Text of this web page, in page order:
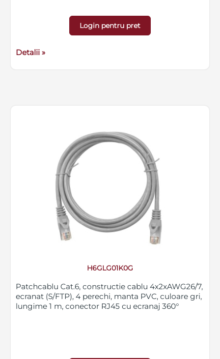
Login pentru pret
Detalii »
H6GLG01K0G
Patchcablu Cat.6, constructie cablu 4x2xAWG26/7,
ecranat (S/FTP), 4 perechi, manta PVC, culoare gri,
lungime 1 m, conector RJ45 cu ecranaj 360°